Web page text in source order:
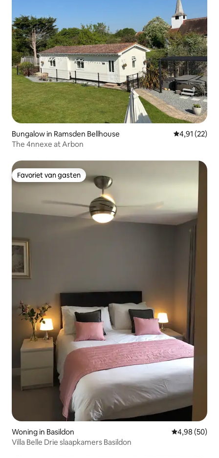
Bungalow in Ramsden Bellhouse Gemiddelde
4,91 (22)
The 4nnexe at Arbon
Favoriet van gasten
Favoriet van gasten
Woning in Basildon Gemiddelde
4,98 (50)
Villa Belle Drie slaapkamers Basildon